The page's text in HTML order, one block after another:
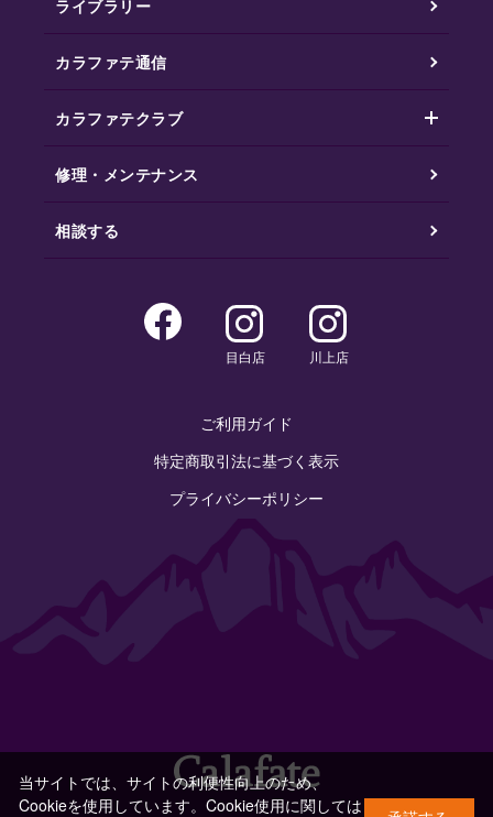
ライブラリー
カラファテ通信
カラファテクラブ
修理・メンテナンス
相談する
目白店 川上店
ご利用ガイド
特定商取引法に基づく表示
プライバシーポリシー
当サイトでは、サイトの利便性向上のため、
Cookieを使用しています。Cookie使用に関しては